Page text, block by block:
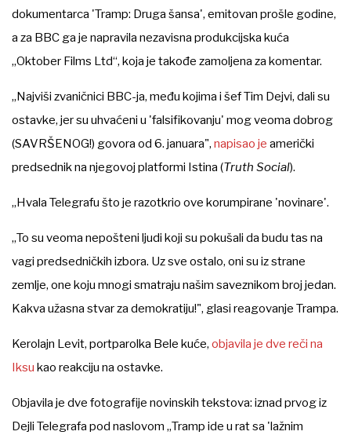
dokumentarca 'Tramp: Druga šansa', emitovan prošle godine,
a za BBC ga je napravila nezavisna produkcijska kuća
„Oktober Films Ltd“, koja je takođe zamoljena za komentar.
„Najviši zvaničnici BBC-ja, među kojima i šef Tim Dejvi, dali su
ostavke, jer su uhvaćeni u 'falsifikovanju' mog veoma dobrog
(SAVRŠENOG!) govora od 6. januara", napisao je američki
predsednik na njegovoj platformi Istina (Truth Social).
„Hvala Telegrafu što je razotkrio ove korumpirane 'novinare'.
„To su veoma nepošteni ljudi koji su pokušali da budu tas na
vagi predsedničkih izbora. Uz sve ostalo, oni su iz strane
zemlje, one koju mnogi smatraju našim saveznikom broj jedan.
Kakva užasna stvar za demokratiju!", glasi reagovanje Trampa.
Kerolajn Levit, portparolka Bele kuće, objavila je dve reči na
Iksu kao reakciju na ostavke.
Objavila je dve fotografije novinskih tekstova: iznad prvog iz
Dejli Telegrafa pod naslovom „Tramp ide u rat sa 'lažnim